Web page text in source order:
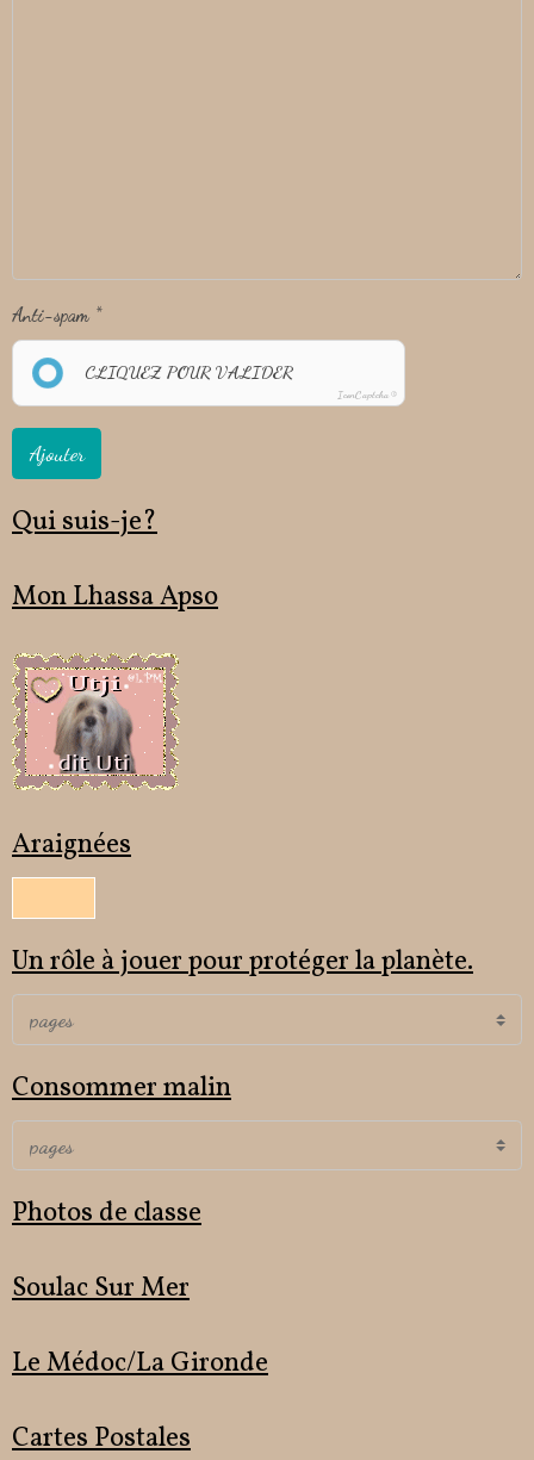
Anti-spam
CLIQUEZ POUR VALIDER
IconCaptcha ©
Ajouter
Qui suis-je?
Mon Lhassa Apso
Araignées
Un rôle à jouer pour protéger la planète.
Consommer malin
Photos de classe
Soulac Sur Mer
Le Médoc/La Gironde
Cartes Postales